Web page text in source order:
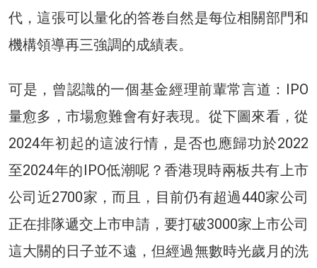
代，這張可以量化的答卷自然是每位相關部門和
機構領導再三強調的成績表。
可是，曾認識的一個基金經理前輩常言道：IPO
量愈多，市場愈難會有好表現。從下圖來看，從
2024年初起的這波行情，是否也應歸功於2022
至2024年的IPO低潮呢？香港現時兩板共有上市
公司近2700家，而且，目前仍有超過440家公司
正在排隊遞交上市申請，要打破3000家上市公司
這大關的日子並不遠，但經過無數時光歲月的洗